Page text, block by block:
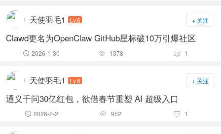
天使羽毛1 Lv.6 + 关注
Clawd更名为OpenClaw GitHub星标破10万引爆社区
 2026-1-30  1378  1
天使羽毛1 Lv.6 + 关注
通义千问30亿红包，欲借春节重塑 AI 超级入口
 2026-2-2  952  1